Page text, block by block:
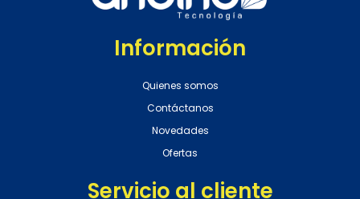
Información
Quienes somos
Contáctanos
Novedades
Ofertas
Servicio al cliente